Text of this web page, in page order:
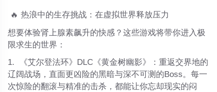
🔥热浪中的生存挑战：在虚拟世界释放压力
想要体验肾上腺素飙升的快感？这些游戏将带你进入极
限求生的世界：
1.
《艾尔登法环》DLC《黄金树幽影》
：重返交界地的
辽阔战场，直面更凶险的黑暗与深不可测的Boss。每一
次惊险的翻滚与精准的击杀，都能让你忘却现实的闷